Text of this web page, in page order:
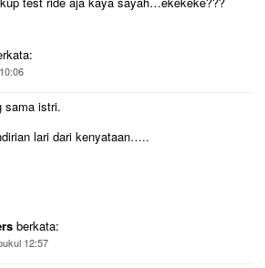
sama istri.
lari dari kenyataan…..
berkata:
12:57